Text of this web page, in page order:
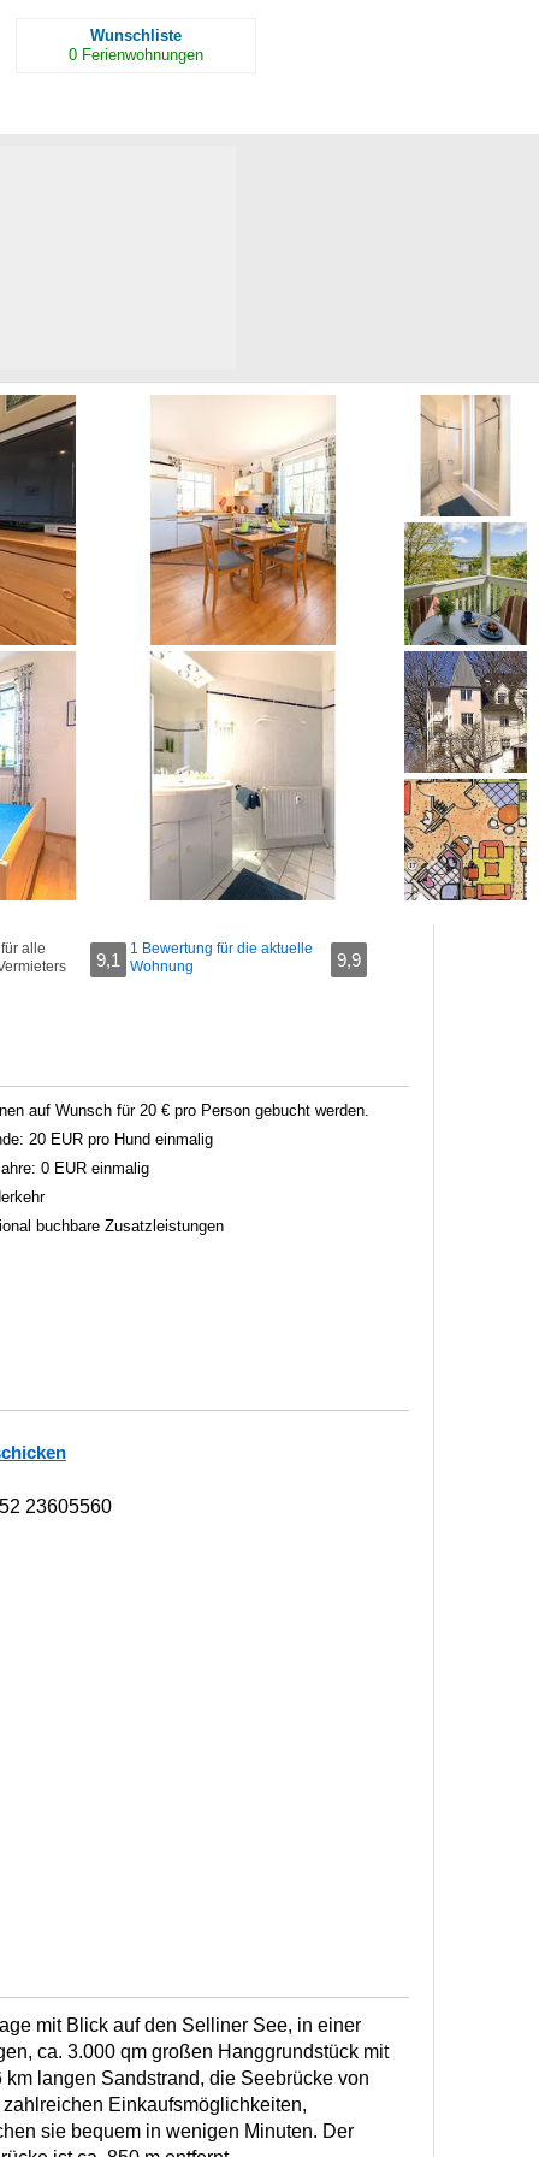
Wunschliste
0 Ferienwohnungen
alle
9,1
1 Bewertung für die aktuelle
Wohnung
9,9
auf Wunsch für 20 € pro Person gebucht werden.
20 EUR pro Hund einmalig
0 EUR einmalig
buchbare Zusatzleistungen
23605560
mit Blick auf den Selliner See, in einer
ca. 3.000 qm großen Hanggrundstück mit
langen Sandstrand, die Seebrücke von
Einkaufsmöglichkeiten,
sie bequem in wenigen Minuten. Der